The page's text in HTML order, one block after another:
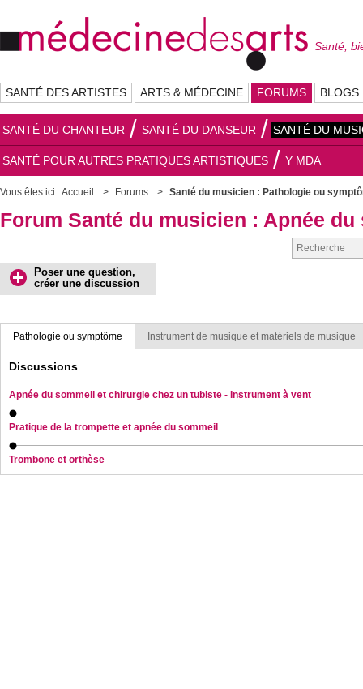
Santé,
SANTÉ DES ARTISTES ARTS & MÉDECINE FORUMS BLOGS
SANTÉ DU CHANTEUR SANTÉ DU DANSEUR SANTÉ DU
SANTÉ POUR AUTRES PRATIQUES ARTISTIQUES Y MDA
Vous êtes ici :Accueil Forums Santé du musicien : Pathologie ou
Forum Santé du musicien : Apnée du
Poser une question,
créer une discussion
Pathologie ou symptôme Instrument de musique et matériels de musique
Discussions
Apnée du sommeil et chirurgie chez un tubiste - Instrument à vent
Pratique de la trompette et apnée du sommeil
Trombone et orthèse